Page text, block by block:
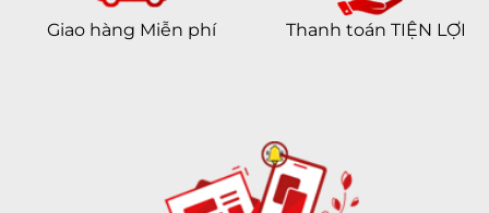
Giao hàng Miễn phí Thanh toán TIỆN LỢI